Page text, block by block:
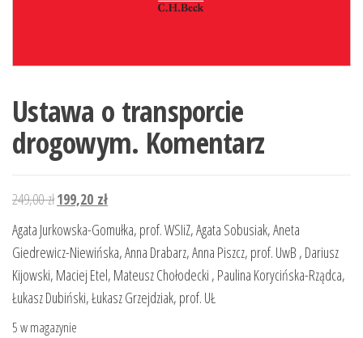
Ustawa o transporcie
drogowym. Komentarz
249,00złPierwotna
cena
wynosiła:
249,00 zł.
199,20 złAktualna
cena
wynosi:
199,20 zł.
Agata Jurkowska-Gomułka, prof. WSIiZ, Agata Sobusiak, Aneta
Giedrewicz-Niewińska, Anna Drabarz, Anna Piszcz, prof. UwB , Dariusz
Kijowski, Maciej Etel, Mateusz Chołodecki , Paulina Korycińska-Rządca,
Łukasz Dubiński, Łukasz Grzejdziak, prof. UŁ
5 w magazynie